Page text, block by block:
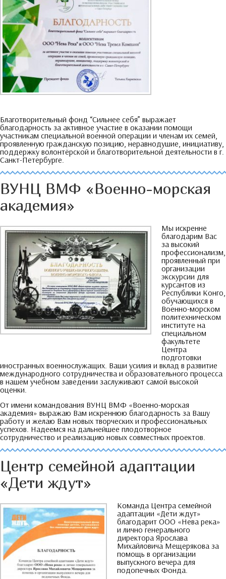
Благотворительный фонд “Сильнее себя” выражает
благодарность за активное участие в оказании помощи
участникам специальной военной операции и членам их семей
проявленную гражданскую позицию неравнодушие инициативу
поддержку волонтёрской и благотворительной деятельности в г.
Санкт-Петербурге
ВУНЦ ВМФ «Военно-морская
академия»
Мы искренне
благодарим Вас
за высокий
профессионализм,
проявленный при
организации
экскурсии для
курсантов из
Республики Конго,
обучающихся в
Военно-морском
политехническом
институте на
специальном
факультете
Центра
подготовки
иностранных военнослужащих. Ваши усилия и вклад в развитие
международного сотрудничества и образовательного процесса
в нашем учебном заведении заслуживают самой высокой
оценки.
От имени командования ВУНЦ ВМФ «Военно-морская
академия» выражаю Вам искреннюю благодарность за Вашу
работу и желаю Вам новых творческих и профессиональных
успехов Надеемся на дальнейшее плодотворное
сотрудничество и реализацию новых совместных проектов
Центр семейной адаптации
«Дети ждут»
Команда Центра семейной
адаптации «Дети ждут»
благодарит ООО «Нева река»
и лично генерального
директора Ярослава
Михайловича Мещерякова за
помощь в организации
выпускного вечера для
подопечных Фонда.